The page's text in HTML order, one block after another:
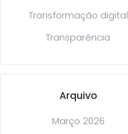
Transformação digital
Transparência
Arquivo
Março 2026